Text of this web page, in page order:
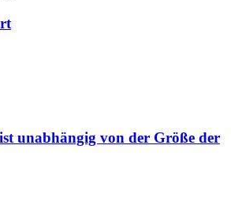
unabhängig von der Größe der